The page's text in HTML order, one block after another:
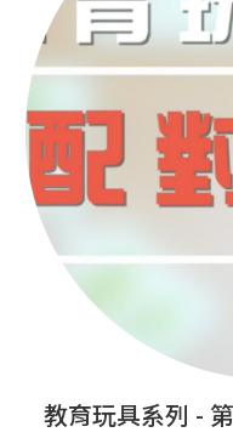
教育玩具系列 -